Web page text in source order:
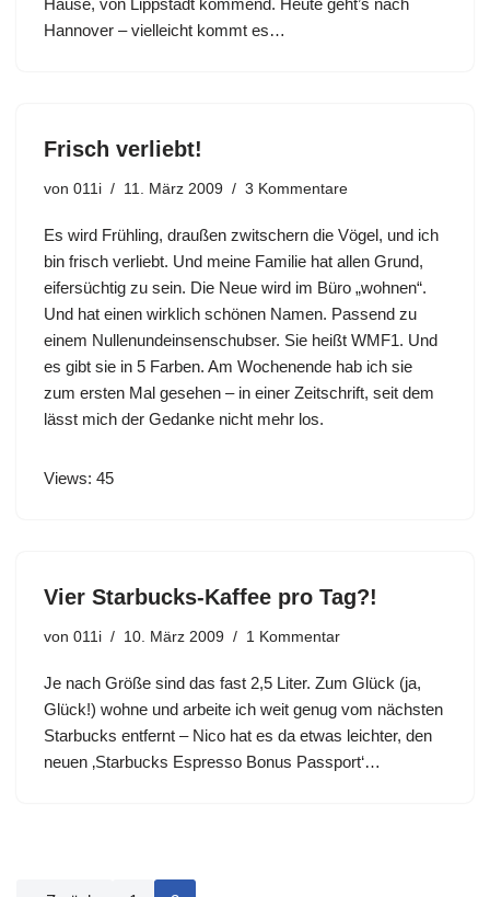
Hause, von Lippstadt kommend. Heute geht’s nach
Hannover – vielleicht kommt es…
Frisch verliebt!
von 011i 11. März 2009 3 Kommentare
Es wird Frühling, draußen zwitschern die Vögel, und ich
bin frisch verliebt. Und meine Familie hat allen Grund,
eifersüchtig zu sein. Die Neue wird im Büro „wohnen“.
Und hat einen wirklich schönen Namen. Passend zu
einem Nullenundeinsenschubser. Sie heißt WMF1. Und
es gibt sie in 5 Farben. Am Wochenende hab ich sie
zum ersten Mal gesehen – in einer Zeitschrift, seit dem
lässt mich der Gedanke nicht mehr los.
Views: 45
Vier Starbucks-Kaffee pro Tag?!
von 011i 10. März 2009 1 Kommentar
Je nach Größe sind das fast 2,5 Liter. Zum Glück (ja,
Glück!) wohne und arbeite ich weit genug vom nächsten
Starbucks entfernt – Nico hat es da etwas leichter, den
neuen ‚Starbucks Espresso Bonus Passport‘…